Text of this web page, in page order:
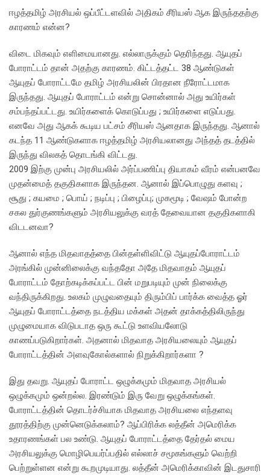
ஈழத்தமிழ் அரசியல் ஒப்பீட்டளவில் அதிகம் சீரியஸ் ஆக இருந்ததற்கு
காரணம் என்ன?
விடை மிகவும் எளிமையானது. எல்லாருக்கும் தெரிந்தது. ஆயுதப்
போராட்டம் தான் அதற்கு காரணம். கிட்டத்தட்ட 38 ஆண்டுகள்
ஆயுதப் போராட்டமே தமிழ் அரசியலின் பிரதான நீரோட்டமாக
இருந்தது. ஆயுதப் போராட்டம் என்று சொன்னால் அது உயிர்கள்
சம்பந்தப்பட்டது. உயிர்களைக் கொடுப்பது ; உயிர்களை எடுப்பது.
எனவே அது ஆகக் கூடிய பட்சம் சீரியஸ் ஆனதாக இருந்தது. ஆனால்
கடந்த 11 ஆண்டுகளாக ஈழத்தமிழ் அரசியலானது அந்தத் தடத்தில்
இருந்து விலகத் தொடங்கி விட்டது.
2009 இற்கு முன்பு அரசியலில் அர்ப்பணிப்பு தியாகம் வீரம் என்பனவே
முதன்மைத் தகுதிகளாக இருந்தன. ஆனால் இப்பொழுது களவு ;
சூது ; கயமை ; பொய் ; நடிப்பு ; பிழைப்பு; முகமூடி ; வேஷம் போன்ற
சகல துர்குணங்களும் அரசியலுக்கு வரத் தேவையான தகுதிகளாகி
விடடனவா?
ஆனால் எந்த மிதவாதத்தை பின்தள்ளிவிட்டு ஆயுதப்போராட்டம்
அரங்கில் முன்னிலைக்கு வந்ததோ அதே மிதவாதம் ஆயுதப்
போராட்டம் தோற்கடிக்கப்பட்ட பின் மறுபடியும் முன் நிலைக்கு
வந்திருக்கிறது. உலகம் முழுவதையும் திரும்பிப் பார்க்க வைத்த ஓர்
ஆயுதப் போராட்டத்தை நடத்திய மக்கள் அதன் தாக்கத்திலிருந்து
முழுமையாக விடுபடாத ஒரு கூட்டு உளவியலோடு
காணப்படுகிறார்கள். அதனால் மிதவாத அரசியலையும் ஆயுதப்
போராட்டத்தின் அளவுகோல்களால் நிறுக்கிறார்களா ?
இது தவறு. ஆயுதப் போராட்ட ஒழுக்கமும் மிதவாத அரசியல்
ஒழுக்கமும் ஒன்றல்ல. இரண்டும் இரு வேறு ஒழுக்கங்கள்.
போராட்டத்தின் தொடர்ச்சியாக மிதவாத அரசியலை எந்தளவு
தூரத்திற்கு முன்னெடுக்கலாம்? ஆப்பிரிக்க லத்தீன் அமெரிக்க
உதாரணங்கள் பல உண்டு. ஆயுதப் போராட்டத்தை தேர்தல் மைய
அரசியலுக்கு மொழிபெயர்ப்பதில் எல்லாச் சமூகங்களும் வெற்றி
பெற்றுள்ளன என்று கூறமுடியாது. லத்தீன் அமெரிக்காவின் இடதுசாரி